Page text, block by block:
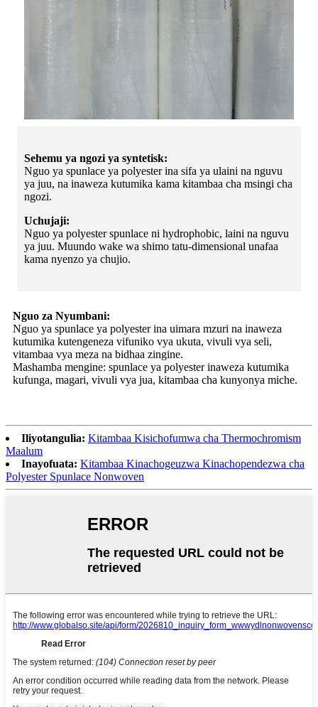
Sehemu ya ngozi ya syntetisk:
Nguo ya spunlace ya polyester ina sifa ya ulaini na nguvu
ya juu, na inaweza kutumika kama kitambaa cha msingi cha
ngozi.
Uchujaji:
Nguo ya polyester spunlace ni hydrophobic, laini na nguvu
ya juu. Muundo wake wa shimo tatu-dimensional unafaa
kama nyenzo ya chujio.
Nguo za Nyumbani:
Nguo ya spunlace ya polyester ina uimara mzuri na inaweza
kutumika kutengeneza vifuniko vya ukuta, vivuli vya seli,
vitambaa vya meza na bidhaa zingine.
Mashamba mengine: spunlace ya polyester inaweza kutumika
kufunga, magari, vivuli vya jua, kitambaa cha kunyonya miche.
Iliyotangulia: Kitambaa Kisichofumwa cha Thermochromism
Maalum
Inayofuata: Kitambaa Kinachogeuzwa Kinachopendezwa cha
Polyester Spunlace Nonwoven